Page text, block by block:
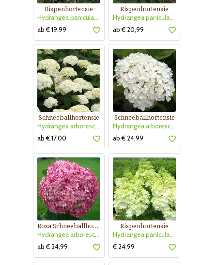
Rispenhortensie
Hydrangea paniculata 'Vanille Fraise'
ab € 19,99
Rispenhortensie
Hydrangea paniculata 'Limelight'
ab € 20,99
Schneeballhortensie
Hydrangea arborescens 'Annabelle'
ab € 17,00
Schneeballhortensie
Hydrangea arborescens 'Strong Annabelle'
ab € 24,99
Rosa Schneeballhortensie
Hydrangea arborescens 'Pink Annabelle'
ab € 24,99
Rispenhortensie
Hydrangea paniculata 'Magical Moonlight'
€ 24,99